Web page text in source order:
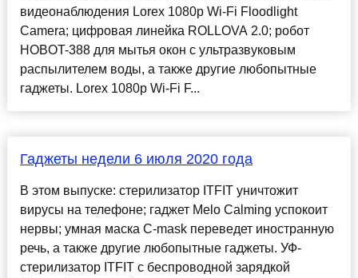
видеонаблюдения Lorex 1080p Wi-Fi Floodlight
Camera; цифровая линейка ROLLOVA 2.0; робот
HOBOT-388 для мытья окон с ультразвуковым
распылителем воды, а также другие любопытные
гаджеты. Lorex 1080p Wi-Fi F...
Гаджеты недели 6 июля 2020 года
В этом выпуске: стерилизатор ITFIT уничтожит
вирусы на телефоне; гаджет Melo Calming успокоит
нервы; умная маска C-mask переведет иностранную
речь, а также другие любопытные гаджеты. УФ-
стерилизатор ITFIT с беспроводной зарядкой